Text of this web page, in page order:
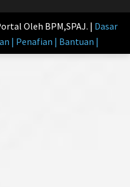
Oleh BPM,SPAJ. | Dasar
| Penafian | Bantuan |